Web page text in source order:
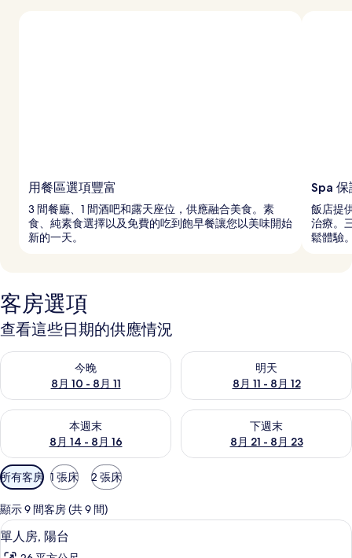
用餐區選項豐富
3 間餐廳、1 間酒吧和露天座位，供應融合美食。素
食、純素食選擇以及免費的吃到飽早餐讓您以美味開始
新的一天。
Spa 保
飯店提
治療。
鬆體驗
客房選項
查看這些日期的供應情況
今晚
8月 10 - 8月 11
查看今晚 (8月 10 - 8月 11) 的供應情況
明天
8月 11 - 8月 12
查看明天 (8月 11 - 8月 12) 的供
本週末
8月 14 - 8月 16
查看本週末 (8月 14 - 8月 16) 的供應情況
下週末
8月 21 - 8月 23
查看下週末 (8月 21 - 8月 23)
可
用
的
客
房
所有客房 1 張床 2 張床
顯示 9 間客房 (共 9 間)
顯
示
迷你吧、熨斗/熨衣板、免費無線上網
2
單人房, 陽台